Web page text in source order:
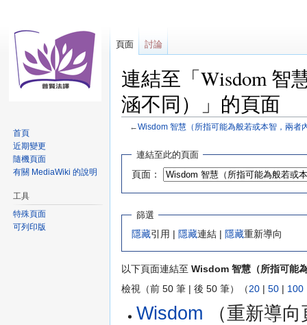
連結至「Wisdom 智
涵不同）」的頁面
←Wisdom 智慧（所指可能為般若或本智，兩者
覽
尋
連結至此的頁面
頁面：
篩選
隱藏引用 | 隱藏連結 | 隱藏重新導向
以下頁面連結至 Wisdom 智慧（所指可能
檢視（前 50 筆 | 後 50 筆）（20 | 50 | 100
Wisdom （重新導
頁面 討論
首頁
近期變更
隨機頁面
有關 MediaWiki 的說明
工具
特殊頁面
可列印版